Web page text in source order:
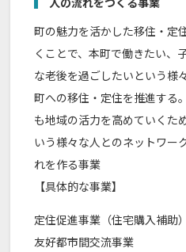
町の魅力を活かした移住・定
くことで、本町で働きたい、
な老後を過ごしたいという様
町への移住・定住を推進する
も地域の活力を高めていくた
いう様々な人とのネットワー
れを作る事業
【具体的な事業】
定住促進事業（住宅購入補助）
友好都市間交流事業